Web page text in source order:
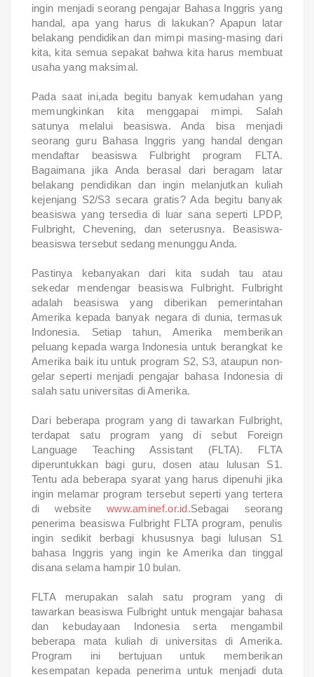
ingin menjadi seorang pengajar Bahasa Inggris yang
handal, apa yang harus di lakukan? Apapun latar
belakang pendidikan dan mimpi masing-masing dari
kita, kita semua sepakat bahwa kita harus membuat
usaha yang maksimal.
Pada saat ini,ada begitu banyak kemudahan yang
memungkinkan kita menggapai mimpi. Salah
satunya melalui beasiswa. Anda bisa menjadi
seorang guru Bahasa Inggris yang handal dengan
mendaftar beasiswa Fulbright program FLTA.
Bagaimana jika Anda berasal dari beragam latar
belakang pendidikan dan ingin melanjutkan kuliah
kejenjang S2/S3 secara gratis? Ada begitu banyak
beasiswa yang tersedia di luar sana seperti LPDP,
Fulbright, Chevening, dan seterusnya. Beasiswa-
beasiswa tersebut sedang menunggu Anda.
Pastinya kebanyakan dari kita sudah tau atau
sekedar mendengar beasiswa Fulbright. Fulbright
adalah beasiswa yang diberikan pemerintahan
Amerika kepada banyak negara di dunia, termasuk
Indonesia. Setiap tahun, Amerika memberikan
peluang kepada warga Indonesia untuk berangkat ke
Amerika baik itu untuk program S2, S3, ataupun non-
gelar seperti menjadi pengajar bahasa Indonesia di
salah satu universitas di Amerika.
Dari beberapa program yang di tawarkan Fulbright,
terdapat satu program yang di sebut Foreign
Language Teaching Assistant (FLTA). FLTA
diperuntukkan bagi guru, dosen atau lulusan S1.
Tentu ada beberapa syarat yang harus dipenuhi jika
ingin melamar program tersebut seperti yang tertera
di website www.aminef.or.id.Sebagai seorang
penerima beasiswa Fulbright FLTA program, penulis
ingin sedikit berbagi khususnya bagi lulusan S1
bahasa Inggris yang ingin ke Amerika dan tinggal
disana selama hampir 10 bulan.
FLTA merupakan salah satu program yang di
tawarkan beasiswa Fulbright untuk mengajar bahasa
dan kebudayaan Indonesia serta mengambil
beberapa mata kuliah di universitas di Amerika.
Program ini bertujuan untuk memberikan
kesempatan kepada penerima untuk menjadi duta